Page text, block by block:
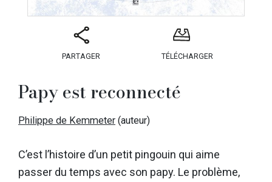
PARTAGER TÉLÉCHARGER
Papy est reconnecté
Philippe de Kemmeter (auteur)
C’est l’histoire d’un petit pingouin qui aime
passer du temps avec son papy. Le problème,